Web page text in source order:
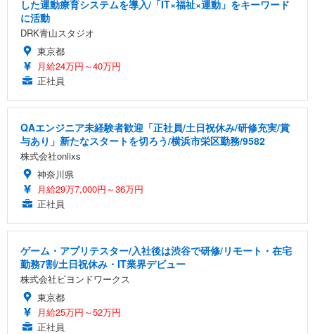
した運動療育システムを導入/「IT×福祉×運動」をキーワード
に活動
DRK青山スタジオ
東京都
月給24万円～40万円
正社員
QAエンジニア未経験者歓迎「正社員/土日祝休み/研修充実/賞
与あり」新たなスタートを切ろう/横浜市栄区勤務/9582
株式会社onlixs
神奈川県
月給29万7,000円～36万円
正社員
ゲーム・アプリテスター/入社後は渋谷で研修/リモート・在宅
勤務7割/土日祝休み・IT業界デビュー
株式会社ビヨンドワークス
東京都
月給25万円～52万円
正社員